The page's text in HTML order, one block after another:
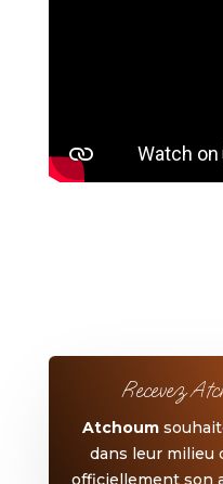
Recevez
Atchoum
dans leur milieu
officiellement son